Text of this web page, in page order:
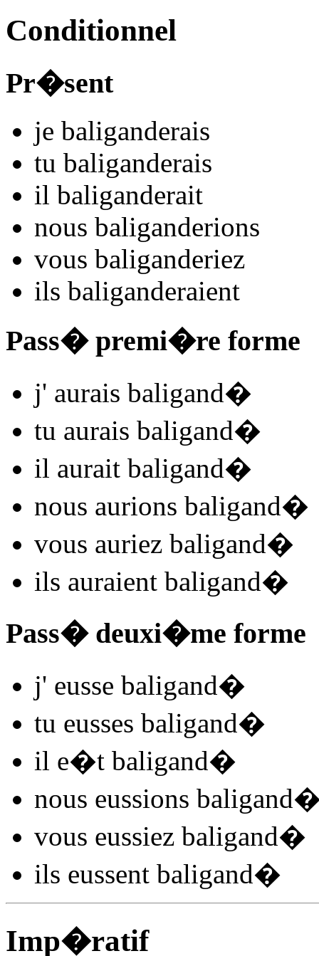
Conditionnel
Pr�sent
je baliganderais
tu baliganderais
il baliganderait
nous baliganderions
vous baliganderiez
ils baliganderaient
Pass� premi�re forme
j' aurais baligand�
tu aurais baligand�
il aurait baligand�
nous aurions baligand�
vous auriez baligand�
ils auraient baligand�
Pass� deuxi�me forme
j' eusse baligand�
tu eusses baligand�
il e�t baligand�
nous eussions baligand
vous eussiez baligand�
ils eussent baligand�
Imp�ratif